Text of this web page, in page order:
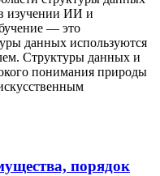
изучении ИИ и
— это
данных используются
Структуры данных и
понимания природы
порядок